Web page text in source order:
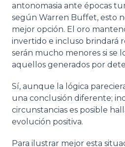
antonomasia ante épocas
según Warren Buffet, esto
mejor opción. El oro
invertido e incluso brindará
serán mucho menores si se
aquellos generados por
Sí, aunque la lógica
una conclusión diferente;
circunstancias es posible
evolución positiva.
Para ilustrar mejor esta